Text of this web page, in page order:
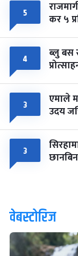
५ कर ५
४ ब्लु बस
३ एमाले
उदय
३
वेबस्टोरिज